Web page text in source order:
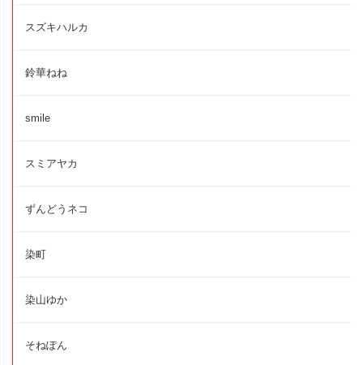
スズキハルカ
鈴華ねね
smile
スミアヤカ
ずんどうネコ
染町
染山ゆか
そねぽん